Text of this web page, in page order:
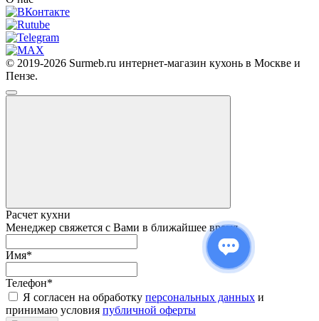
© 2019-2026 Surmeb.ru интернет-магазин кухонь в Москве и
Пензе.
Расчет кухни
Менеджер свяжется с Вами в ближайшее время
Имя*
Телефон*
Я согласен на обработку персональных данных и
принимаю условия публичной оферты